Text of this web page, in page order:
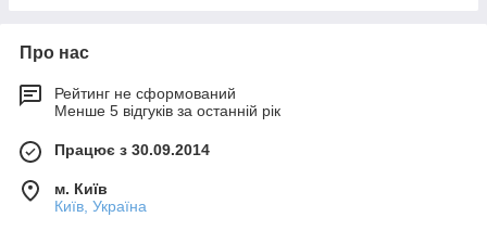
Про нас
Рейтинг не сформований
Менше 5 відгуків за останній рік
Працює з 30.09.2014
м. Київ
Київ, Україна